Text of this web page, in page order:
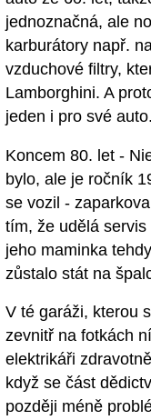
jednoznačná, ale
karburátory např.
vzduchové filtry,
Lamborghini. A
jeden i pro své auto.
Koncem 80. let -
bylo, ale je ročník
se vozil -
tím, že udělá
jeho maminka
zůstalo stát na
V té garáži, kterou
zevnitř na fotkách
elektrikáři
když se část
později méně